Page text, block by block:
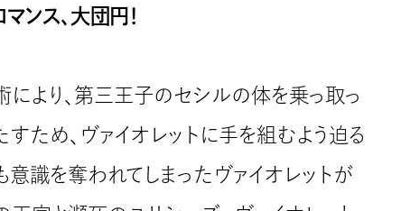
ンス、大団円！
より、第三王子のセシルの体を乗っ取っ
ため、ヴァイオレットに手を組むよう迫る
意識を奪われてしまったヴァイオレットが